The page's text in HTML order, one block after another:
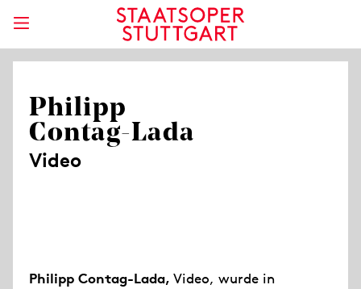
Philipp
Contag-Lada
Video
Philipp Contag-Lada, Video, wurde in